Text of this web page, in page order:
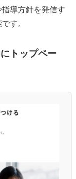
導方針を発信す
す。
トップペー